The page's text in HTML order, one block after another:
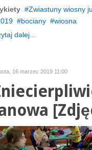
Zwiastuny wiosny
bociany
wiosna
dalej...
16 marzec 2019 11:00